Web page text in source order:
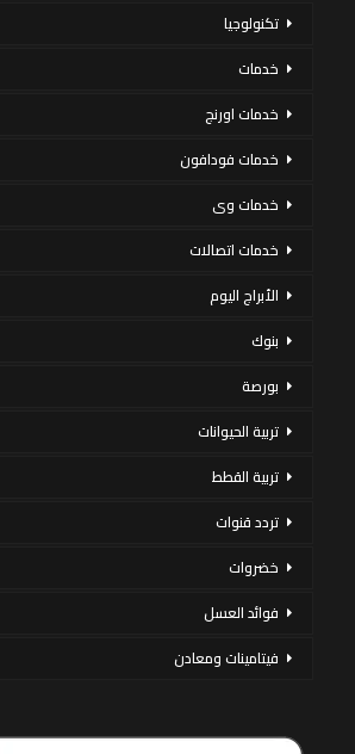
تكنولوجيا
خدمات
خدمات اورنج
خدمات فودافون
خدمات وى
خدمات اتصالات
الأبراج اليوم
بنوك
بورصة
تربية الحيوانات
تربية القطط
تردد قنوات
خضروات
فوائد العسل
فيتامينات ومعادن